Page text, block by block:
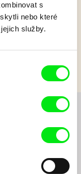
s
nebo které
služby.
tu správnou
svém...